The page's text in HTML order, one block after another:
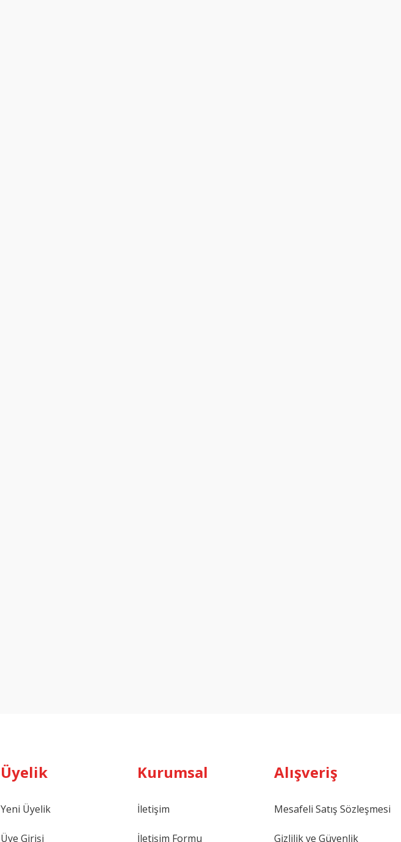
Üyelik
Yeni Üyelik
Üye Girişi
Kurumsal
İletişim
İletişim Formu
Alışveriş
Mesafeli Satış Sözleşmesi
Gizlilik ve Güvenlik